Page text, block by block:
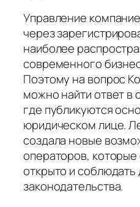
Управление
через
наиболее
современного
Поэтому на вопрос
можно найти ответ в
где публикуются
юридическом лице.
создала новые
операторов,
открыто и
законодательства.